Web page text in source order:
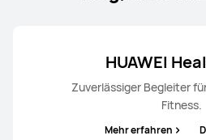
HUAWEI
Zuverlässiger Begleiter
Fitness.
Mehr erfahren